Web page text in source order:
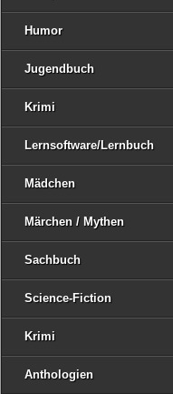
Humor
Jugendbuch
Krimi
Lernsoftware/Lernbuch
Mädchen
Märchen / Mythen
Sachbuch
Science-Fiction
Krimi
Anthologien